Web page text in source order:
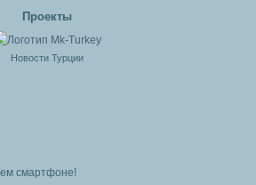
Проекты
Новости Турции
смартфоне!